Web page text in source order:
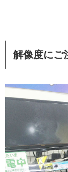
解像度にご